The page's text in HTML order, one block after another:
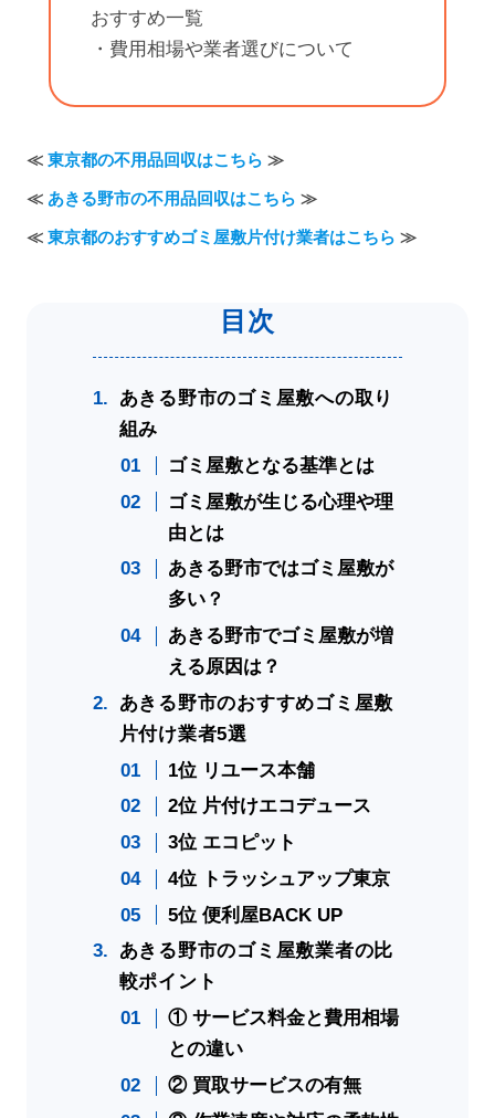
おすすめ一覧
・費用相場や業者選びについて
≪ 東京都の不用品回収はこちら ≫
≪ あきる野市の不用品回収はこちら ≫
≪ 東京都のおすすめゴミ屋敷片付け業者はこちら ≫
あきる野市のゴミ屋敷への取り
組み
ゴミ屋敷となる基準とは
ゴミ屋敷が生じる心理や理
由とは
あきる野市ではゴミ屋敷が
多い？
あきる野市でゴミ屋敷が増
える原因は？
あきる野市のおすすめゴミ屋敷
片付け業者5選
1位 リユース本舗
2位 片付けエコデュース
3位 エコピット
4位 トラッシュアップ東京
5位 便利屋BACK UP
あきる野市のゴミ屋敷業者の比
較ポイント
① サービス料金と費用相場
との違い
② 買取サービスの有無